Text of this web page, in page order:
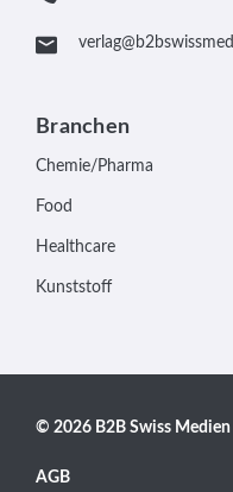
Branchen
Chemie/Pharma
Food
Healthcare
Kunststoff
© 2026 B2B Swiss Medien
AGB